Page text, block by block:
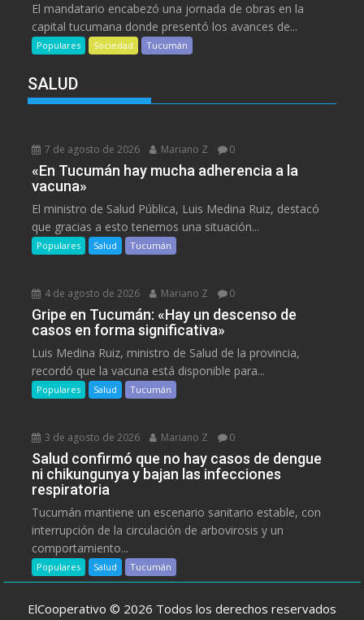
El mandatario encabezó una jornada de obras en la
capital tucumana donde presentó los avances de...
Populares Sociedad Tucumán
SALUD
7 de agosto de 2026 Mariano Z 0
«En Tucumán hay mucha adherencia a la
vacuna»
El ministro de Salud Pública, Luis Medina Ruiz, destacó
que gracias a esto tenemos una situación...
Populares Salud Tucumán
4 de agosto de 2026 Mariano Z 0
Gripe en Tucumán: «Hay un descenso de
casos en forma significativa»
Luis Medina Ruiz, ministro de Salud de la provincia,
recordó que la vacuna está disponible para...
Populares Salud Tucumán
3 de agosto de 2026 Mariano Z 0
Salud confirmó que no hay casos de dengue
ni chikungunya y bajan las infecciones
respiratoria
Tucumán mantiene un escenario sanitario estable, con
interrupción de la circulación de arbovirosis y un
comportamiento...
Populares Salud Tucumán
ElCooperativo © 2026 Todos los derechos reservados